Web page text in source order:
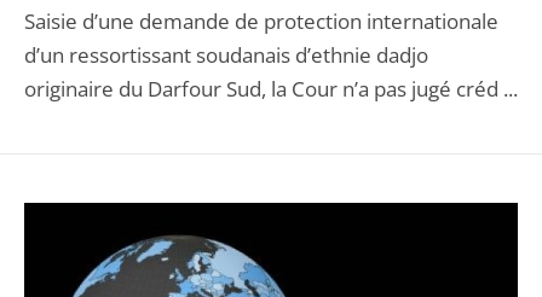
Saisie d’une demande de protection internationale
d’un ressortissant soudanais d’ethnie dadjo
originaire du Darfour Sud, la Cour n’a pas jugé créd ...